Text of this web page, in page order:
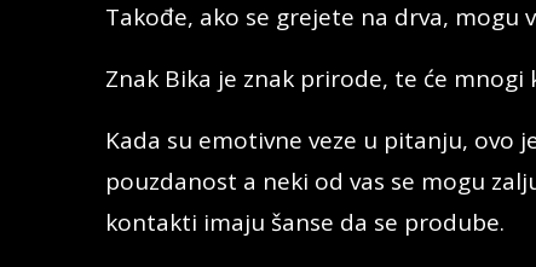
Takođe, ako se grejete na drva, mogu
Znak Bika je znak prirode, te će
Kada su emotivne veze u pitanju, ovo
pouzdanost a neki od vas se mogu
kontakti imaju šanse da se prodube.